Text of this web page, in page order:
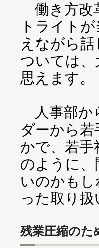
働き方改
トライト
えながら
ついては
思えます。
人事部か
ダーから
かで、若
のように
いのかも
った取り
残業圧縮のた